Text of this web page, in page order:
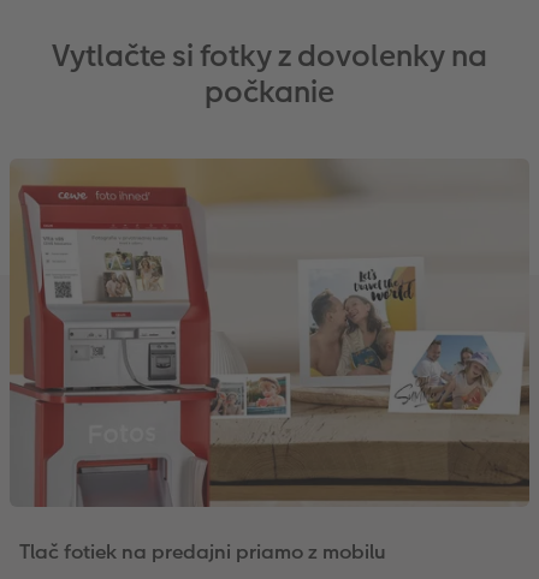
Vytlačte si fotky z dovolenky na
počkanie
Tlač fotiek na predajni priamo z mobilu